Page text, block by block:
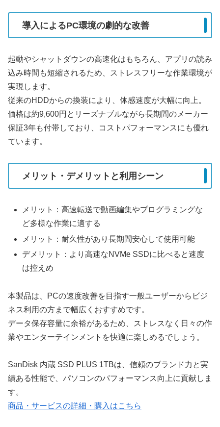
導入によるPC環境の劇的な改善
起動やシャットダウンの高速化はもちろん、アプリの読み
込み時間も短縮されるため、ストレスフリーな作業環境が
実現します。
従来のHDDからの換装により、体感速度が大幅に向上。
価格は約9,600円とリーズナブルながら長期間のメーカー
保証3年も付帯しており、コストパフォーマンスにも優れ
ています。
メリット・デメリットと利用シーン
メリット：高速転送で動画編集やプログラミングな
ど多様な作業に適する
メリット：耐久性があり長期間安心して使用可能
デメリット：より高速なNVMe SSDに比べると速度
は控えめ
本製品は、PCの速度改善を目指す一般ユーザーからビジ
ネス利用の方まで幅広くおすすめです。
データ保存容量に余裕があるため、ストレスなく日々の作
業やエンターテインメントを快適に楽しめるでしょう。
SanDisk 内蔵 SSD PLUS 1TBは、信頼のブランド力と実
績ある性能で、パソコンのパフォーマンス向上に貢献しま
す。
商品・サービスの詳細・購入はこちら